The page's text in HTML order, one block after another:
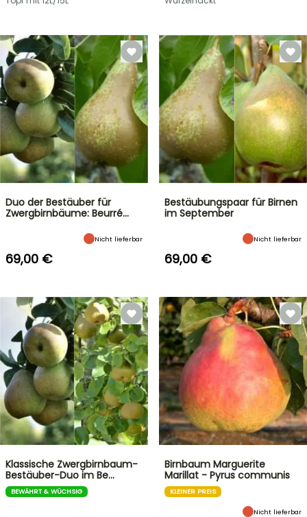
Duo der Bestäuber für
Zwergbirnbäume: Beurré…
Nicht lieferbar
69,00 €
Bestäubungspaar für Birnen
im September
Nicht lieferbar
69,00 €
Klassische Zwergbirnbaum-
Bestäuber-Duo im Be…
BEWÄHRT & WÜCHSIG
Birnbaum Marguerite
Marillat - Pyrus communis
KLEINER PREIS
Nicht lieferbar